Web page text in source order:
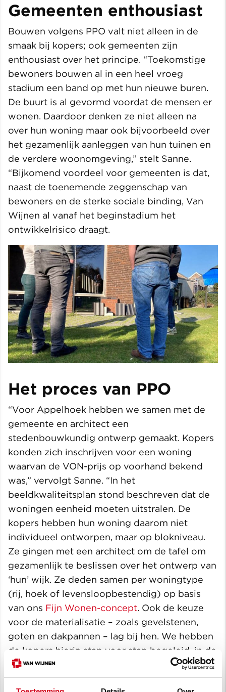
Gemeenten enthousiast
Bouwen volgens PPO valt niet alleen in de
smaak bij kopers; ook gemeenten zijn
enthousiast over het principe. “Toekomstige
bewoners bouwen al in een heel vroeg
stadium een band op met hun nieuwe buren.
De buurt is al gevormd voordat de mensen er
wonen. Daardoor denken ze niet alleen na
over hun woning maar ook bijvoorbeeld over
het gezamenlijk aanleggen van hun tuinen en
de verdere woonomgeving,” stelt Sanne.
“Bijkomend voordeel voor gemeenten is dat,
naast de toenemende zeggenschap van
bewoners en de sterke sociale binding, Van
Wijnen al vanaf het beginstadium het
ontwikkelrisico draagt.
Het proces van PPO
“Voor Appelhoek hebben we samen met de
gemeente en architect een
stedenbouwkundig ontwerp gemaakt. Kopers
konden zich inschrijven voor een woning
waarvan de VON-prijs op voorhand bekend
was,” vervolgt Sanne. “In het
beeldkwaliteitsplan stond beschreven dat de
woningen eenheid moeten uitstralen. De
kopers hebben hun woning daarom niet
individueel ontworpen, maar op blokniveau.
Ze gingen met een architect om de tafel om
gezamenlijk te beslissen over het ontwerp van
‘hun’ wijk. Ze deden samen per woningtype
(rij, hoek of levensloopbestendig) op basis
van ons Fijn Wonen-concept. Ook de keuze
voor de materialisatie – zoals gevelstenen,
goten en dakpannen – lag bij hen. We hebben
de kopers hierin stap voor stap begeleid, in de
vorm van workshops. Daar was steeds ook de
architect bij aanwezig. Hij heeft namelijk niet